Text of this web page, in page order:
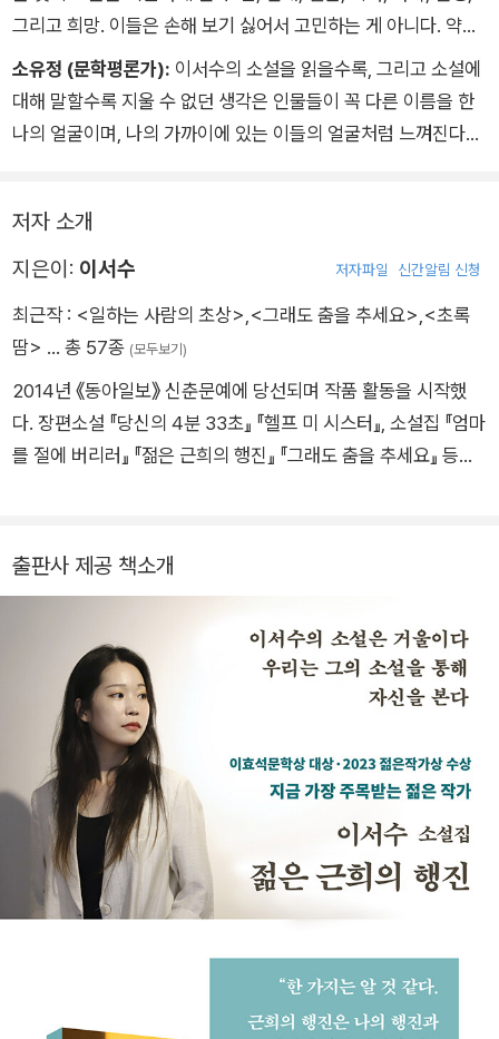
그리고 희망. 이들은 손해 보기 싫어서 고민하는 게 아니다. 약삭
빠르기 때문에 긴장하는 것이 아니다. 그냥 좋아하는 걸 계속 좋
아하고 싶어서, 그저 덜 불안하고 싶어서 고민한다. 그리고 주저
하며 앞으로 나아간다. 과연 이 선택이 맞는 건지 잘 모르겠지만,
으로 응원한다.
소유정 (문학평론가): 이서수의 소설을 읽을수록, 그리고 소설에
대해 말할수록 지울 수 없던 생각은 인물들이 꼭 다른 이름을 한
나의 얼굴이며, 나의 가까이에 있는 이들의 얼굴처럼 느껴진다는
는 이서수의 소설은 우리와 함께 간다. 관찰하고 기록하는 것에서
그치지 않고, “나의 동생, 많은 관심 부탁드립니다” 인사하고 위
지만, 동시대의 한국문학에서 이서수의 작품을 만날 수 있다는 사
실만큼은 무엇보다도 기쁘다.
저자 소개
지은이: 이서수 저자파일 신간알림 신청
최근작 : <일하는 사람의 초상> <그래도 춤을 추세요> <초록
땀> … 총 57종 (모두보기)
2014년 《동아일보》 신춘문예에 당선되며 작품 활동을 시작했
다. 장편소설 『당신의 4분 33초』 『헬프 미 시스터』, 소설집 『엄마
를 절에 버리러』 『젊은 근희의 행진』 『그래도 춤을 추세요』 등이
출판사 제공 책소개